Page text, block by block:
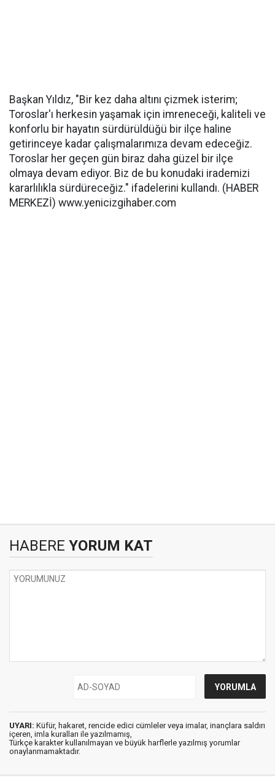
Başkan Yıldız, "Bir kez daha altını çizmek isterim;
Toroslar'ı herkesin yaşamak için imreneceği, kaliteli ve
konforlu bir hayatın sürdürüldüğü bir ilçe haline
getirinceye kadar çalışmalarımıza devam edeceğiz.
Toroslar her geçen gün biraz daha güzel bir ilçe
olmaya devam ediyor. Biz de bu konudaki irademizi
kararlılıkla sürdüreceğiz." ifadelerini kullandı. (HABER
MERKEZİ) www.yenicizgihaber.com
HABERE YORUM KAT
UYARI: Küfür, hakaret, rencide edici cümleler veya imalar, inançlara saldırı
içeren, imla kuralları ile yazılmamış,
Türkçe karakter kullanılmayan ve büyük harflerle yazılmış yorumlar
onaylanmamaktadır.